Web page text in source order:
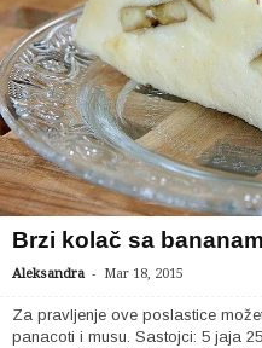
Brzi kolač sa
Aleksandra - Mar 18, 2015
Za pravljenje ove poslastice
panacoti i musu. Sastojci: 5 jaja